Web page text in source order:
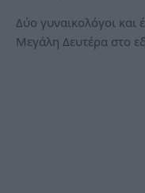
Δύο γυναικολόγοι και
Μεγάλη Δευτέρα στο